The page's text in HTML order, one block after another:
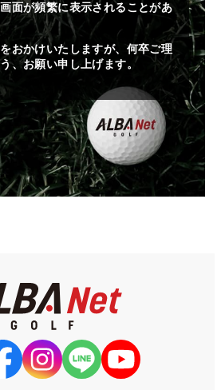
面が頻繁に表示されることがあ
おかけいたしますが、何卒ご理
、お願い申し上げます。